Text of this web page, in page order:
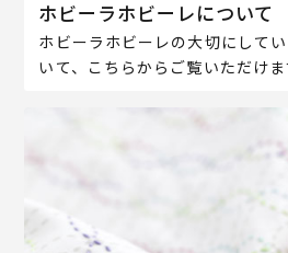
ホビーラホビーレについて
ホビーラホビーレの大切にして
いて、こちらからご覧いただけま